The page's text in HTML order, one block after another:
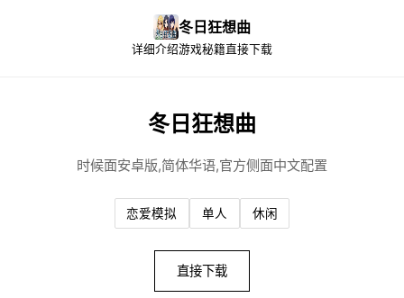
冬日狂想曲
详细介绍游戏秘籍直接下载
冬日狂想曲
时候面安卓版,简体华语,官方侧面中文配置
恋爱模拟 单人 休闲
直接下载